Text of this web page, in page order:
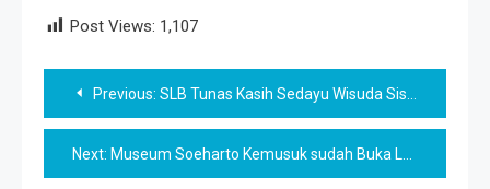
Post Views: 1,107
Post
navigation
Previous: SLB Tunas Kasih Sedayu Wisuda Siswa TA 2021/2022
Next: Museum Soeharto Kemusuk sudah Buka Lagi